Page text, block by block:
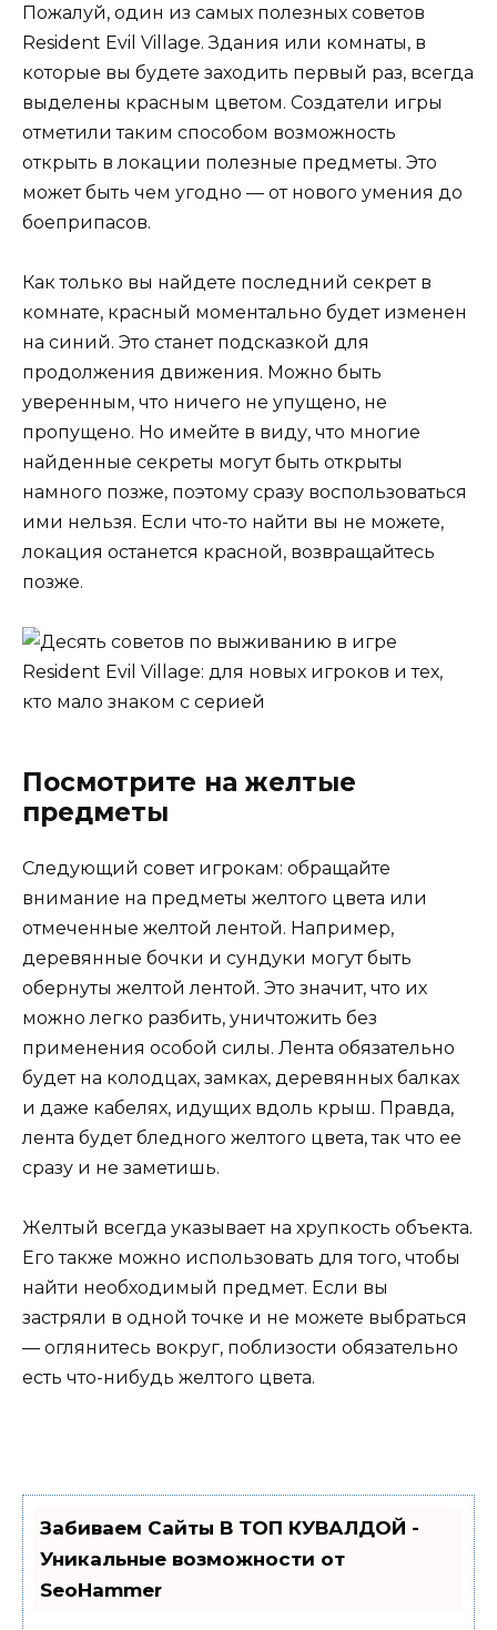
Пожалуй, один из самых полезных советов
Resident Evil Village. Здания или комнаты, в
которые вы будете заходить первый раз, всегда
выделены красным цветом. Создатели игры
отметили таким способом возможность
открыть в локации полезные предметы. Это
может быть чем угодно — от нового умения до
боеприпасов.
Как только вы найдете последний секрет в
комнате, красный моментально будет изменен
на синий. Это станет подсказкой для
продолжения движения. Можно быть
уверенным, что ничего не упущено, не
пропущено. Но имейте в виду, что многие
найденные секреты могут быть открыты
намного позже, поэтому сразу воспользоваться
ими нельзя. Если что-то найти вы не можете,
локация останется красной, возвращайтесь
позже.
Посмотрите на желтые
предметы
Следующий совет игрокам: обращайте
внимание на предметы желтого цвета или
отмеченные желтой лентой. Например,
деревянные бочки и сундуки могут быть
обернуты желтой лентой. Это значит, что их
можно легко разбить, уничтожить без
применения особой силы. Лента обязательно
будет на колодцах, замках, деревянных балках
и даже кабелях, идущих вдоль крыш. Правда,
лента будет бледного желтого цвета, так что ее
сразу и не заметишь.
Желтый всегда указывает на хрупкость объекта.
Его также можно использовать для того, чтобы
найти необходимый предмет. Если вы
застряли в одной точке и не можете выбраться
— оглянитесь вокруг, поблизости обязательно
есть что-нибудь желтого цвета.
Забиваем Сайты В ТОП КУВАЛДОЙ -
Уникальные возможности от
SeoHammer